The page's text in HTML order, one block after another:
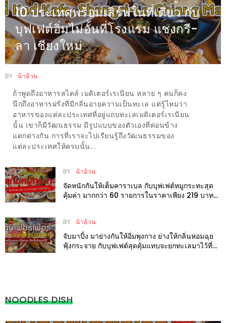
เมล
โล่
พร้อม
ชิม
ที่
เดียว
ครบ
ที่
LEO
PRESENTS
PINGFAI
3
อาหาร
พร้อม
สุ
10 ประเทศพร้อมเสิร์ฟในที่เดียว กับ
บุฟเฟต์อิ่มไม่อั้นที่โรงแรม แชงกรี-
ลา เชียงใหม่
BY น้าอ้วน
ถ้าพูดถึงอาหารสไตล์ เมดิเตอร์เรเนียน หลาย ๆ คนก็คง
นึกถึงอาหารฝรั่งที่มีกลิ่นอายความเป็นทะเล แต่รู้ไหมว่า
อาหารของแต่ละประเทศที่อยู่แถบทะเลเมดิเตอร์เรเนียน
นั้น เขาก็มีวัฒนธรรม มีรูปแบบของตัวเองที่ค่อนข้าง
แตกต่างกัน การที่เราจะไปเรียนรู้ถึงวัฒนธรรมของ
แต่ละประเทศให้ครบนั้น...
BY น้าอ้วน
จัดหนักกันให้เต็มคาราเบล กับบุฟเฟต์หมูกระทะสุด
คุ้มค่า มากกว่า 60 รายการในราคาเพียง 219 บาท
BY น้าอ้วน
จับมาปิ้ง มาย่างกันให้อิ่มพุงกาง ย่างให้กลิ่นหอมฉุย
ฟุ้งกระจาย กับบุฟเฟต์สุดคุ้มแทบจะยกทะเลมาไว้ที่นี่
NOODLES DISH